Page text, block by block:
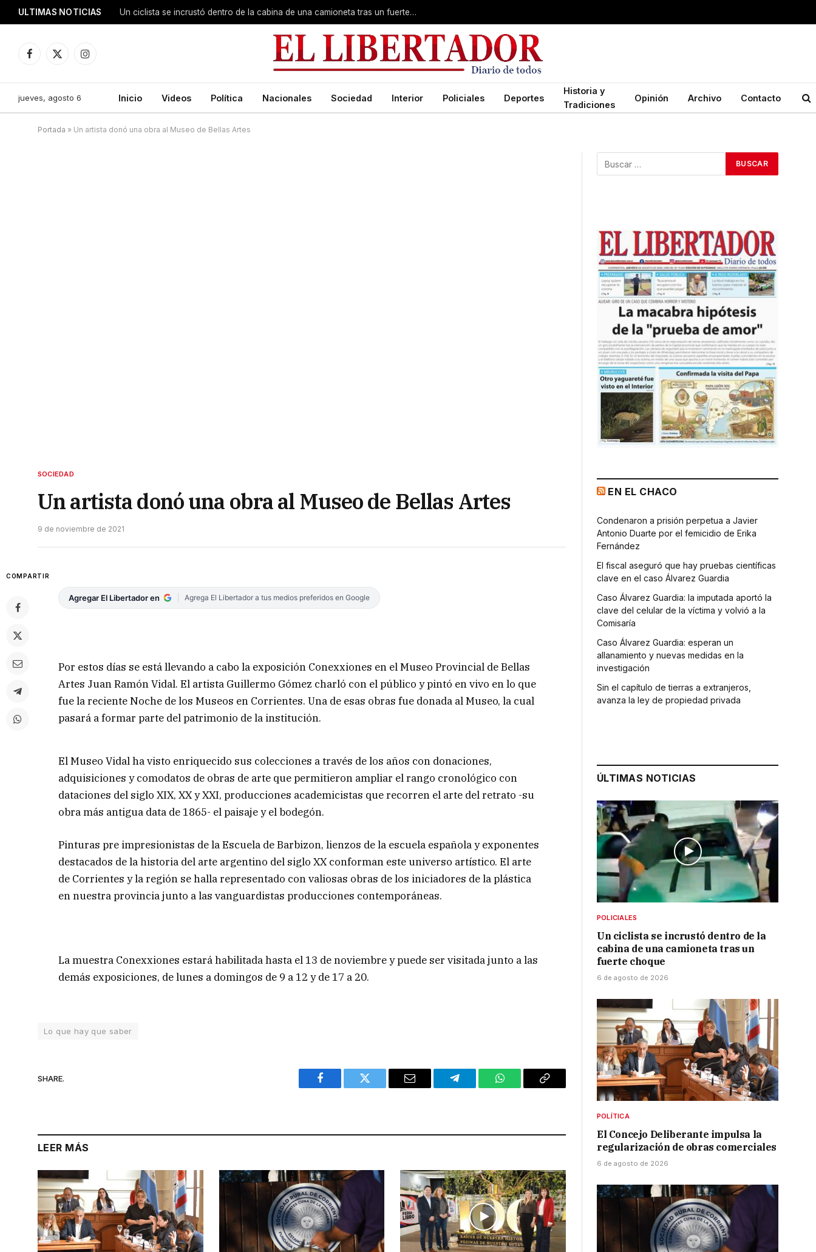
ULTIMAS NOTICIAS Un ciclista se incrustó dentro de la cabina de una camioneta tras un fuerte choque
Facebook
X
Instagram
jueves, agosto 6 Inicio Videos Política Nacionales Sociedad Interior Policiales Deportes
Historia y
Tradiciones
Opinión Archivo Contacto
Portada » Un artista donó una obra al Museo de Bellas Artes
SOCIEDAD
Un artista donó una obra al Museo de Bellas Artes
9 de noviembre de 2021
COMPARTIR
Agregar El Libertador en Agrega El Libertador a tus medios preferidos en Google
Por estos días se está llevando a cabo la exposición Conexxiones en el Museo Provincial de Bellas
Artes Juan Ramón Vidal. El artista Guillermo Gómez charló con el público y pintó en vivo en lo que
fue la reciente Noche de los Museos en Corrientes. Una de esas obras fue donada al Museo, la cual
pasará a formar parte del patrimonio de la institución.
El Museo Vidal ha visto enriquecido sus colecciones a través de los años con donaciones,
adquisiciones y comodatos de obras de arte que permitieron ampliar el rango cronológico con
dataciones del siglo XIX, XX y XXI, producciones academicistas que recorren el arte del retrato -su
obra más antigua data de 1865- el paisaje y el bodegón.
Pinturas pre impresionistas de la Escuela de Barbizon, lienzos de la escuela española y exponentes
destacados de la historia del arte argentino del siglo XX conforman este universo artístico. El arte
de Corrientes y la región se halla representado con valiosas obras de los iniciadores de la plástica
en nuestra provincia junto a las vanguardistas producciones contemporáneas.
La muestra Conexxiones estará habilitada hasta el 13 de noviembre y puede ser visitada junto a las
demás exposiciones, de lunes a domingos de 9 a 12 y de 17 a 20.
Lo que hay que saber
SHARE.
Facebook Twitter Email Telegram WhatsAppCopy
LEER MÁS
EN EL CHACO
Condenaron a prisión perpetua a Javier
Antonio Duarte por el femicidio de Erika
Fernández
El fiscal aseguró que hay pruebas científicas
clave en el caso Álvarez Guardia
Caso Álvarez Guardia: la imputada aportó la
clave del celular de la víctima y volvió a la
Comisaría
Caso Álvarez Guardia: esperan un
allanamiento y nuevas medidas en la
investigación
Sin el capítulo de tierras a extranjeros,
avanza la ley de propiedad privada
ÚLTIMAS NOTICIAS
POLICIALES
Un ciclista se incrustó dentro de la
cabina de una camioneta tras un
fuerte choque
6 de agosto de 2026
POLÍTICA
El Concejo Deliberante impulsa la
regularización de obras comerciales
6 de agosto de 2026